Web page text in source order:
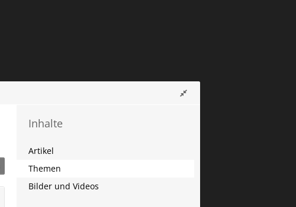
Inhalte
Artikel
Themen
Bilder und Videos